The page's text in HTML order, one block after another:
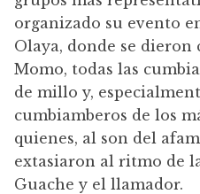
organizado su evento
Olaya, donde se dieron
Momo, todas las
de millo y,
cumbiamberos de los
quienes, al son del
extasiaron al ritmo de
Guache y el llamador.